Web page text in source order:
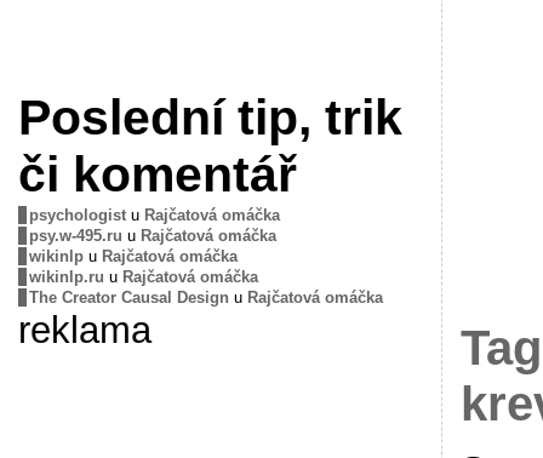
Poslední tip, trik
či komentář
psychologistu Rajčatová omáčka
psy.w-495.ru u Rajčatová omáčka
wikinlpu Rajčatová omáčka
wikinlp.ru u Rajčatová omáčka
The Creator Causal Design u Rajčatová omáčka
reklama